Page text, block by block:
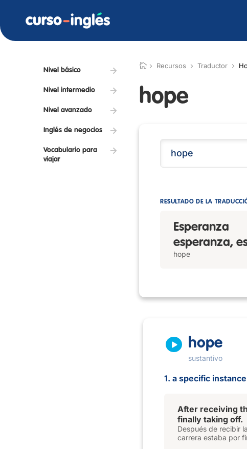
Nivel básico
Nivel intermedio
Nivel avanzado
Inglés de negocios
Vocabulario para
viajar
Recursos Traductor
hope
RESULTADO DE LA
Esperanza
esperanza,
hope
hope
sustantivo
1. a specific
After receiving
finally taking off.
Después de recibir
carrera estaba por